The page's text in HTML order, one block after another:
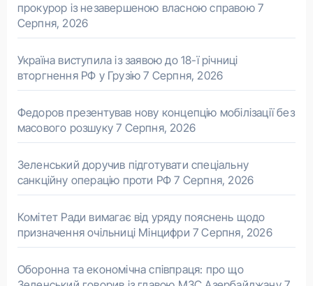
прокурор із незавершеною власною справою 7
Серпня, 2026
Україна виступила із заявою до 18-ї річниці
вторгнення РФ у Грузію 7 Серпня, 2026
Федоров презентував нову концепцію мобілізації без
масового розшуку 7 Серпня, 2026
Зеленський доручив підготувати спеціальну
санкційну операцію проти РФ 7 Серпня, 2026
Комітет Ради вимагає від уряду пояснень щодо
призначення очільниці Мінцифри 7 Серпня, 2026
Оборонна та економічна співпраця: про що